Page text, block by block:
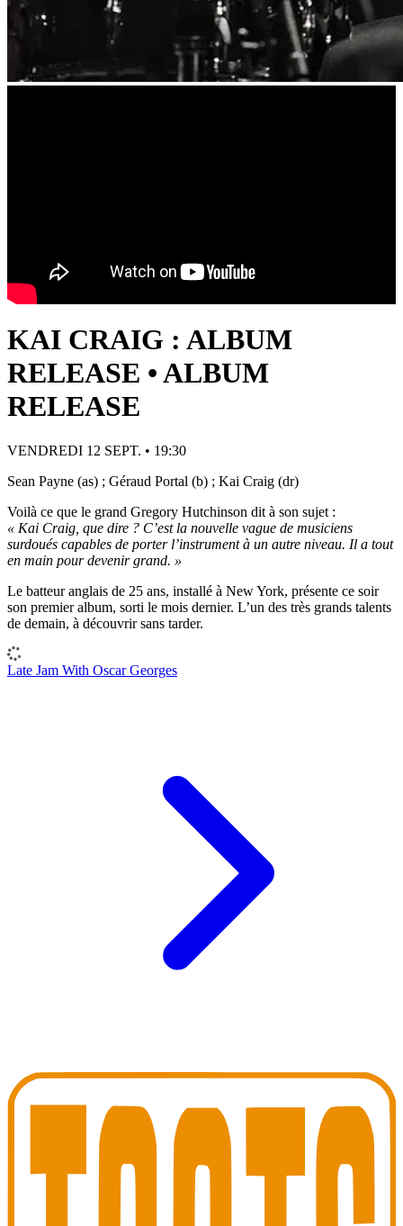
KAI CRAIG : ALBUM
RELEASE • ALBUM
RELEASE
VENDREDI 12 SEPT. • 19:30
Sean Payne (as) ; Géraud Portal (b) ; Kai Craig (dr)
Voilà ce que le grand Gregory Hutchinson dit à son sujet :
« Kai Craig, que dire ? C’est la nouvelle vague de musiciens
surdoués capables de porter l’instrument à un autre niveau. Il a tout
en main pour devenir grand. »
Le batteur anglais de 25 ans, installé à New York, présente ce soir
son premier album, sorti le mois dernier. L’un des très grands talents
de demain, à découvrir sans tarder.
Late Jam With Oscar Georges